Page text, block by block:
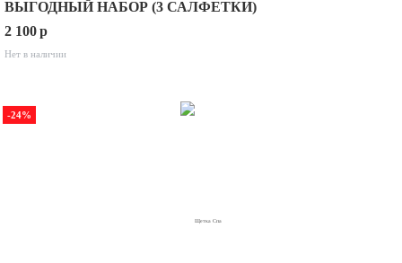
ВЫГОДНЫЙ НАБОР (3 САЛФЕТКИ)
2 100p
Нет в наличии
-24%